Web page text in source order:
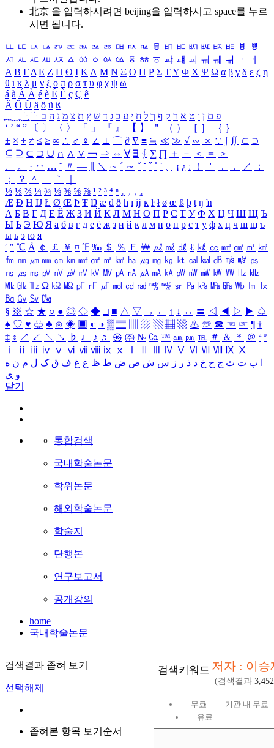
北京 을 입력하시려면 beijing을 입력하시고 space를 누르
시면 됩니다.
ㅥ ㅦ ㅧ ㅨ ㅩ ㅪ ㅫ ㅬ ㅭ ㅮ ㅯ ㅰ ㅱ ㅲ ㅳ ㅴ ㅵ ㅶ ㅷ ㅸ
ㅹ
ㅺ ㅻ ㅼ ㅽ ㅾ ㅿ ㆀ ㆁ ㆂ ㆃ ㆄ ㆅ ㆆ ㆇ ㆈ ㆉ ㆊ ㆋ ㆌ ㆍ
ㆎ
Α Β ΓΔ Ε Ζ Η Θ Ι ΚΛ Μ Ν Ξ Ο Π Ρ Σ ΤΥ Φ Χ Ψ Ω α β γ δ ε ζ η
θ ι κ λ μ ν ξ ο π ρ σ τ υ φ χ ψ ω
á à Á À é è É È ç Ç ê
Ä Ö Ü ä ö ü ß
ִֶֹ ֻּ ׁׂ פ ם ן ו ט א ר ק ף ך ל ח י ע כ ג ד ש ץ ת צ מ נ ה ב
‘ ’ “ ” 〔 〕 〈 〉 「 」 『 』 【 】 ＂ （ ） ［ ］ ｛ ｝
± × ÷ ≠ ≤ ≥ ∞ ∴ ♂ ♀ ∠ ⊥ ⌒ ∂ ∇ ≡ ≒ ≪ ≫ √ ∽ ∝ ∵ ∫ ∬ ∈ ∋
⊆ ⊇ ⊂ ⊃ ∪ ∩ ∧ ∨ ￢ ⇒ ⇔ ∀ ∃ ∮ ∑ ∏ ＋ － ＜ ＝
＞
、
。 · ‥ … ¨ 〃 ― ＼ ∼ ´ ～ ˇ ˘ ˝ ˚ ˙ ¸ ¡ ¿ ː ！ ＇ ， ． ／
：
；
？ ＾ ｀
½ ⅓ ⅔ ¼ ¾ ⅛ ⅜ ⅝ ⅞ ¹ ² ³ ⁴ ⁿ ₁ ₂ ₃ ₄
Æ Ð Ħ Ĳ Ł Ø Œ Þ Ŧ Ŋ æ đ ð ħ ı ĳ ĸ ŀ ł ø œ ß þ ŧ ŋ ŉ
А Б В Г Д Е Ё Ж З И Й К Л М Н О П Р С Т У Ф Х Ц Ч Ш Щ Ъ
Ы Ь Э Ю Я а б в г д е ё ж з и й к л м н о п р с т у ф х ц ч ш щ ъ
ы ь э ю я
′ ″ ℃ Å ￠ ￡ ￥ ¤ ℉ ‰ ＄ ％ Ｆ ￦ ㎕ ㎖ ㎗ ℓ ㎘ ㏄ ㎣ ㎤ ㎥ ㎦
㎙ ㎚ ㎛ ㎜ ㎝ ㎞ ㎟ ㎠ ㎡ ㎢ ㏊ ㎍ ㎎ ㎏ ㏏ ㎈ ㎉ ㏈ ㎧ ㎨ ㎰
㎱ ㎲ ㎳ ㎴ ㎵ ㎶ ㎷ ㎸ ㎹ ㎀ ㎁ ㎂ ㎃ ㎄ ㎺ ㎻ ㎽ ㎾ ㎿ ㎐ ㎑
㎒ ㎓ ㎔ Ω ㏀ ㏁ ㎊ ㎋ ㎌ ㏖ ㏅ ㎭ ㎮ ㎯ ㏛ ㎩ ㎪ ㎫ ㎬ ㏝ ㏐
㏓
㏃ ㏉ ㏜ ㏆
§ ※ ☆ ★ ○ ● ◎ ◇ ◆ □ ■ △ ▽ → ← ↑ ↓ ↔ 〓 ◁ ◀ ▷ ▶ ♤
♠ ♡ ♥ ♧ ♣ ⊙ ◈ ▣ ◐ ◑ ▒ ▤ ▨ ▧ ▦ ▩ ♨ ☏ ☎ ☜ ☞ ¶ †
‡ ↕ ↗ ↙ ↖ ↘ ♭ ♩ ♪ ♬ ㉿ ㈜ № ㏇ ™ ㏂ ㏘ ℡ ＃ ＆ ＊ ＠ ª º
ⅰ
ⅱ ⅲ ⅳ ⅴ ⅵ ⅶ ⅷ ⅸ ⅹ Ⅳ Ⅴ Ⅵ Ⅶ Ⅷ Ⅸ Ⅹ
ب ت ث ج ح خ د ذ ر ز س ش ص ض ط ظ ع غ ف ق ک ل م ن ه
و ی
닫기
통합검색
국내학술논문
학위논문
해외학술논문
학술지
단행본
연구보고서
공개강의
home
국내학술논문
검색결과 좁혀 보기
선택해제
좁혀본 항목 보기순서
검색키워드 저자 : 이승
(검색결과 3,452
무료
기관 내 무료
유료